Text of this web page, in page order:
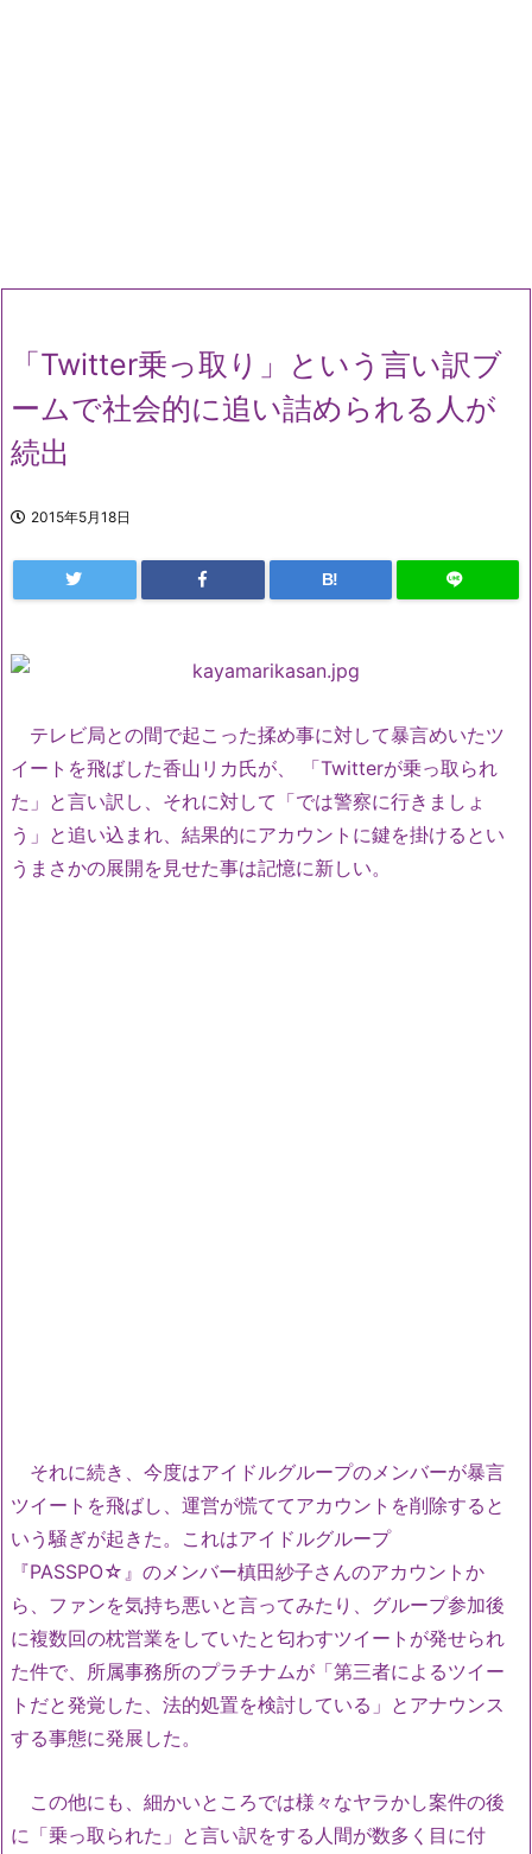
「Twitter乗っ取り」という言い訳ブ
ームで社会的に追い詰められる人が
続出
2015年5月18日
B!
テレビ局との間で起こった揉め事に対して暴言めいたツ
イートを飛ばした香山リカ氏が、 「Twitterが乗っ取られ
た」と言い訳し、それに対して「では警察に行きましょ
う」と追い込まれ、結果的にアカウントに鍵を掛けるとい
うまさかの展開を見せた事は記憶に新しい。
それに続き、今度はアイドルグループのメンバーが暴言
ツイートを飛ばし、運営が慌ててアカウントを削除すると
いう騒ぎが起きた。これはアイドルグループ
『PASSPO☆』のメンバー槙田紗子さんのアカウントか
ら、ファンを気持ち悪いと言ってみたり、グループ参加後
に複数回の枕営業をしていたと匂わすツイートが発せられ
た件で、所属事務所のプラチナムが「第三者によるツイー
トだと発覚した、法的処置を検討している」とアナウンス
する事態に発展した。
この他にも、細かいところでは様々なヤラかし案件の後
に「乗っ取られた」と言い訳をする人間が数多く目に付